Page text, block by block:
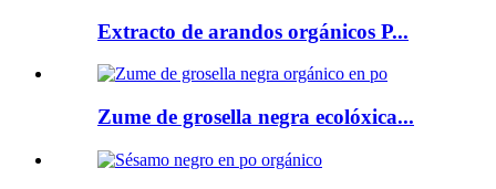
Extracto de arandos orgánicos P...
Zume de grosella negra ecolóxica...